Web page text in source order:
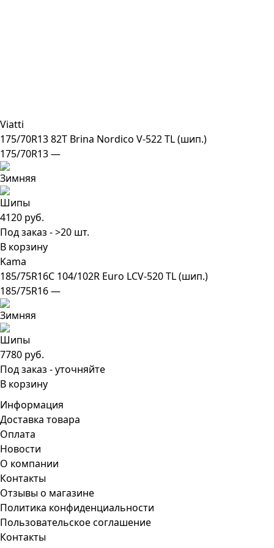
Viatti
175/70R13 82T Brina Nordico V-522 TL (шип.)
175/70R13 —
4120 руб.
Под заказ - >20 шт.
В корзину
Kama
185/75R16C 104/102R Euro LCV-520 TL (шип.)
185/75R16 —
7780 руб.
Под заказ - уточняйте
В корзину
Информация
Доставка товара
Оплата
Новости
О компании
Контакты
Отзывы о магазине
Политика конфиденциальности
Пользовательское соглашение
Контакты